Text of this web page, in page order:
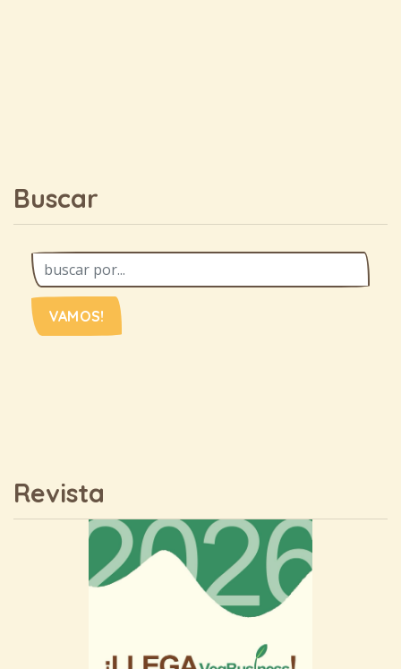
Buscar
VAMOS!
Revista